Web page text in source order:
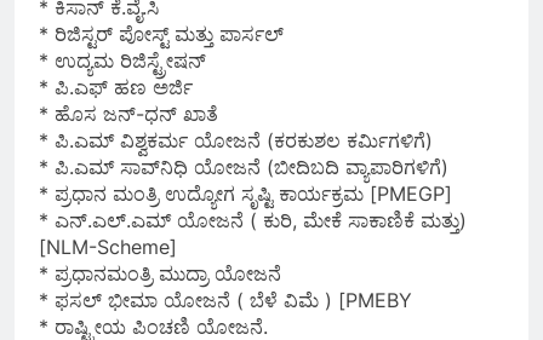
* ಕಿಸಾನ್ ಕೆ.ವೈ.ಸಿ
* ರಿಜಿಸ್ಟರ್ ಪೋಸ್ಟ್ ಮತ್ತು ಪಾರ್ಸಲ್
* ಉದ್ಯಮ ರಿಜಿಸ್ಟ್ರೇಷನ್
* ಪಿ.ಎಫ್ ಹಣ ಅರ್ಜಿ
* ಹೊಸ ಜನ್-ಧನ್ ಖಾತೆ
* ಪಿ.ಎಮ್ ವಿಶ್ವಕರ್ಮ ಯೋಜನೆ (ಕರಕುಶಲ ಕರ್ಮಿಗಳಿಗೆ)
* ಪಿ.ಎಮ್ ಸಾವ್‌ನಿಧಿ ಯೋಜನೆ (ಬೀದಿಬದಿ ವ್ಯಾಪಾರಿಗಳಿಗೆ)
* ಪ್ರಧಾನ ಮಂತ್ರಿ ಉದ್ಯೋಗ ಸೃಷ್ಟಿ ಕಾರ್ಯಕ್ರಮ [PMEGP]
* ಎನ್.ಎಲ್.ಎಮ್ ಯೋಜನೆ ( ಕುರಿ, ಮೇಕೆ ಸಾಕಾಣಿಕೆ ಮತ್ತು)
[NLM-Scheme]
* ಪ್ರಧಾನಮಂತ್ರಿ ಮುದ್ರಾ ಯೋಜನೆ
* ಫಸಲ್ ಭೀಮಾ ಯೋಜನೆ ( ಬೆಳೆ ವಿಮೆ ) [PMEBY
* ರಾಷ್ಟ್ರೀಯ ಪಿಂಚಣಿ ಯೋಜನೆ.